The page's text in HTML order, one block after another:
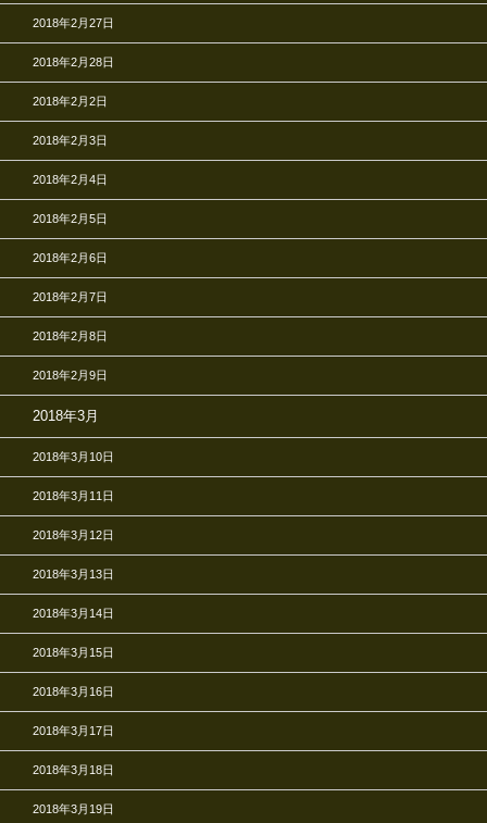
2018年2月27日
2018年2月28日
2018年2月2日
2018年2月3日
2018年2月4日
2018年2月5日
2018年2月6日
2018年2月7日
2018年2月8日
2018年2月9日
2018年3月
2018年3月10日
2018年3月11日
2018年3月12日
2018年3月13日
2018年3月14日
2018年3月15日
2018年3月16日
2018年3月17日
2018年3月18日
2018年3月19日